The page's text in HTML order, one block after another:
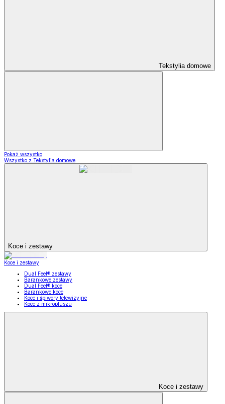
Tekstylia domowe
Pokaż wszystko
Wszystko z Tekstylia domowe
Koce i zestawy
Koce i zestawy
Dual Feel® zestawy
Barankowe zestawy
Dual Feel® koce
Barankowe koce
Koce i śpiwory telewizyjne
Koce z mikropluszu
Koce i zestawy